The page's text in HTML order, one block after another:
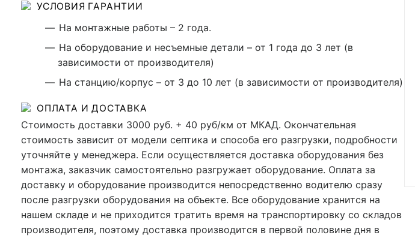
УСЛОВИЯ ГАРАНТИИ
На монтажные работы – 2 года.
На оборудование и несъемные детали – от 1 года до 3 лет (в
зависимости от производителя)
На станцию/корпус – от 3 до 10 лет (в зависимости от производителя)
ОПЛАТА И ДОСТАВКА
Стоимость доставки 3000 руб. + 40 руб/км от МКАД. Окончательная
стоимость зависит от модели септика и способа его разгрузки, подробности
уточняйте у менеджера. Если осуществляется доставка оборудования без
монтажа, заказчик самостоятельно разгружает оборудование. Оплата за
доставку и оборудование производится непосредственно водителю сразу
после разгрузки оборудования на объекте. Все оборудование хранится на
нашем складе и не приходится тратить время на транспортировку со складов
производителя, поэтому доставка производится в первой половине дня в